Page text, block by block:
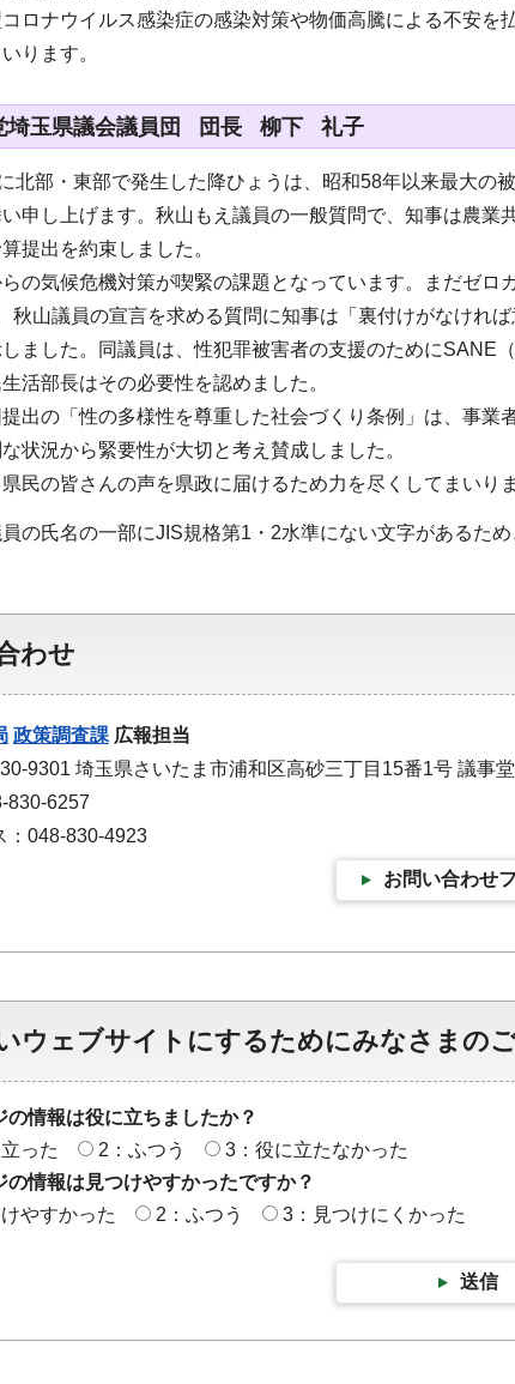
ロナウイルス感染症の感染対策や物価高騰による不安を
ります。
埼玉県議会議員団 団長 柳下 礼子
北部・東部で発生した降ひょうは、昭和58年以来最大の
申し上げます。秋山もえ議員の一般質問で、知事は農業
提出を約束しました。
の気候危機対策が喫緊の課題となっています。まだゼロ
秋山議員の宣言を求める質問に知事は「裏付けがなけれ
ました。同議員は、性犯罪被害者の支援のためにSANE
活部長はその必要性を認めました。
出の「性の多様性を尊重した社会づくり条例」は、事業
状況から緊要性が大切と考え賛成しました。
民の皆さんの声を県政に届けるため力を尽くしてまいりま
氏名の一部にJIS規格第1・2水準にない文字があるため
わせ
政策調査課 広報担当
9301 埼玉県さいたま市浦和区高砂三丁目15番1号 議事
830-6257
：048-830-4923
お問い合わせ
ウェブサイトにするためにみなさまの
の情報は役に立ちましたか？
った
2：ふつう
3：役に立たなかった
の情報は見つけやすかったですか？
やすかった
2：ふつう 3：見つけにくかった
送信